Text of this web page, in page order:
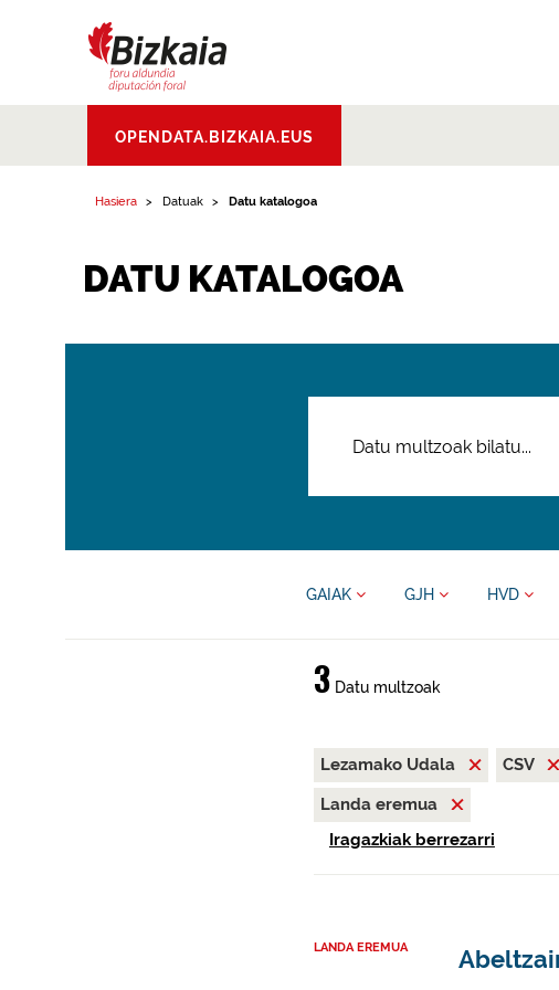
Aldundia.Diputacion
Foral de Bizkaia
OPENDATA.BIZKAIA.EUS
Hasiera Datuak Datu katalogoa
DATU KATALOGOA
GAIAK GJH HVD
3Datu multzoak
Lezamako Udala
CSV
Landa eremua
Iragazkiak berrezarri
LANDA EREMUA